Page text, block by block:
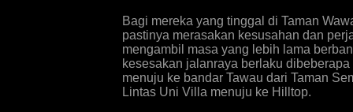
Bagi mereka yang tinggal di Taman
pastinya merasakan kesusahan dan
mengambil masa yang lebih lama
kesesakan jalanraya berlaku
menuju ke bandar Tawau dari Taman
Lintas Uni Villa menuju ke Hilltop.